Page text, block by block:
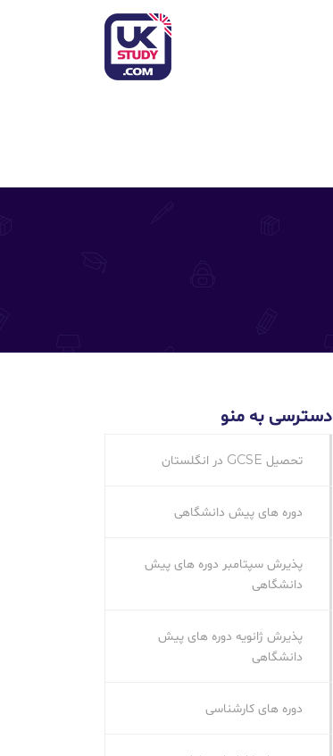
دسترسی به منو
تحصیل GCSE در انگلستان
دوره های پیش دانشگاهی
پذیرش سپتامبر دوره های پیش
دانشگاهی
پذیرش ژانویه دوره های پیش
دانشگاهی
دوره های کارشناسی